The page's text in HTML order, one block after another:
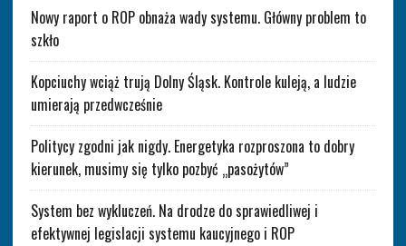
Nowy raport o ROP obnaża wady systemu. Główny problem to
szkło
Kopciuchy wciąż trują Dolny Śląsk. Kontrole kuleją, a ludzie
umierają przedwcześnie
Politycy zgodni jak nigdy. Energetyka rozproszona to dobry
kierunek, musimy się tylko pozbyć „pasożytów”
System bez wykluczeń. Na drodze do sprawiedliwej i
efektywnej legislacji systemu kaucyjnego i ROP